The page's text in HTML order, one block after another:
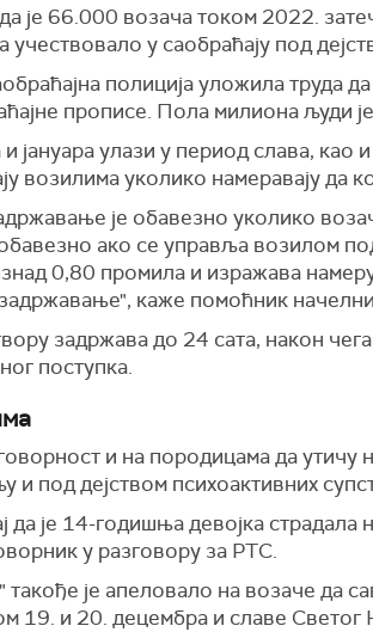
је 66.000 возача током 2022.
учествовало у саобраћају под
полиција уложила труда
прописе. Пола милиона људи
јануара улази у период слава,
возилима уколико намеравају да
је обавезно уколико
ако се управља возилом
0,80 промила и изражава
каже помоћник
задржава до 24 сата, након чега
поступка.
и на породицама да утичу
и под дејством психоактивних
је 14-годишња девојка страдала
у разговору за РТС.
је апеловало на возаче да
19. и 20. децембра и славе Светог